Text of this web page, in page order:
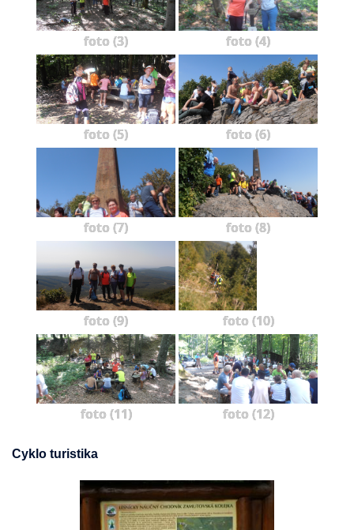
foto (3) foto (4)
foto (5) foto (6)
foto (7) foto (8)
foto (9) foto (10)
foto (11) foto (12)
Cyklo turistika